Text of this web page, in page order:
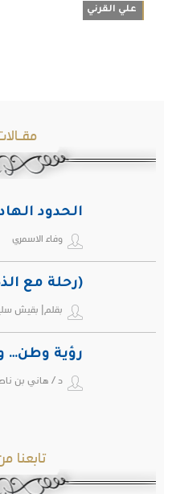
علي القرني
الحدود
وفاء الاسمري
(رحلة مع
بقلم| بقيش
رؤية وطن…
د / هاني بن
تابعنا